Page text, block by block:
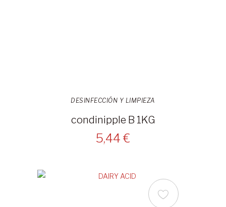
DESINFECCIÓN Y LIMPIEZA
condinipple B 1KG
5,44 €